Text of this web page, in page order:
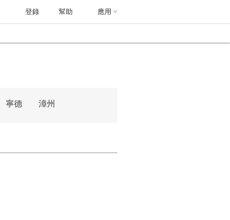
幫助 應用
登錄
寧德 漳州